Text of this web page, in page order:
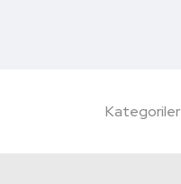
Kategoriler